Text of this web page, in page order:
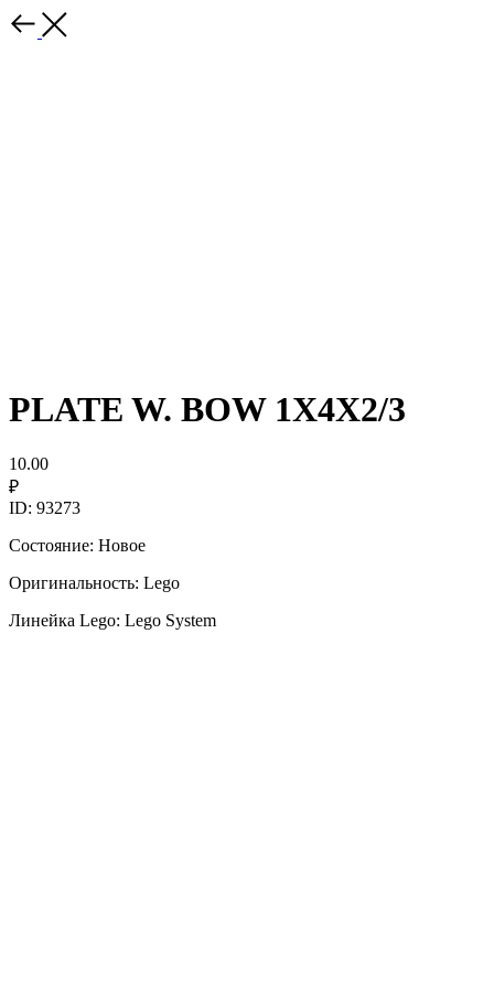
PLATE W. BOW 1X4X2/3
10.00
₽
ID: 93273
Состояние: Новое
Оригинальность: Lego
Линейка Lego: Lego System